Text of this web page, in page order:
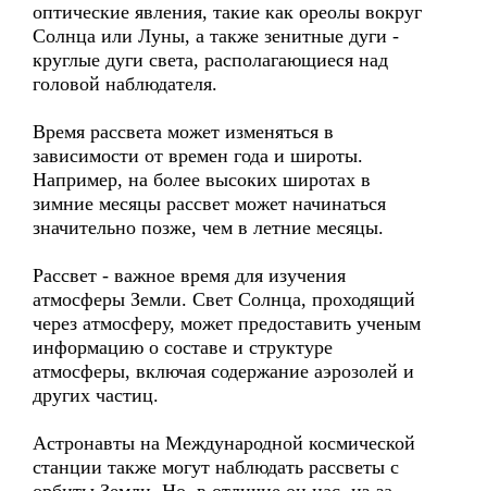
оптические явления, такие как ореолы вокруг
Солнца или Луны, а также зенитные дуги -
круглые дуги света, располагающиеся над
головой наблюдателя.
Время рассвета может изменяться в
зависимости от времен года и широты.
Например, на более высоких широтах в
зимние месяцы рассвет может начинаться
значительно позже, чем в летние месяцы.
Рассвет - важное время для изучения
атмосферы Земли. Свет Солнца, проходящий
через атмосферу, может предоставить ученым
информацию о составе и структуре
атмосферы, включая содержание аэрозолей и
других частиц.
Астронавты на Международной космической
станции также могут наблюдать рассветы с